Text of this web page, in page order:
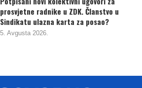
Potpisani novi kolektivni ugovori za
prosvjetne radnike u ZDK. Članstvo u
Sindikatu ulazna karta za posao?
5. Avgusta 2026.